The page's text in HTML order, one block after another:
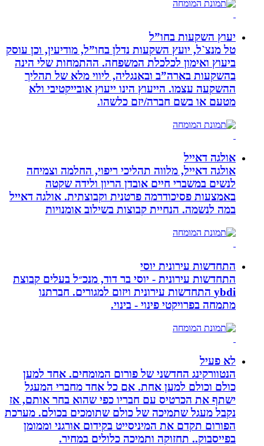
יעוץ השקעות בחו”ל
טל מנצ`ל, יועץ השקעות נדלן בחו”ל, מודיעין, וכן עוסק
ביעוץ ואימון לכלכלת המשפחה. ההתמחות שלי הינה
בהשקעות בארה”ב ובאנגליה, ליווי מלא של תהליך
ההשקעה עצמו. הייעוץ הינו ייעוץ אובייקטיבי ולא
מטעם או בשם חברה/יזם כלשהו.
אולגה דאייל
אולגה דאייל, מלווה תהליכי ריפוי, החלמה וצמיחה
לנשים במשברי חיים אובדן הריון ולידה שקטה
באמצעות פסיכודרמה פרטנית וקבוצתית. אולגה דאייל
במה לנשמה. ‏הנחיית קבוצות בשילוב אומנויות‏
התחדשות עירונית יוסי
התחדשות עירונית - יוסי בר דוד, מנכ״ל בעלים קבוצת
ybdi התחדשות עירונית ויזום למגורים. חברתנו
מתמחה בפרויקטי פינוי - בינוי.
לא פעיל
הנטוורקינג החדשני של פורום המומחים. אחד למען
כולם וכולם למען אחת. אם כל אחד מחברי המעגל
ישתף את הכרטיס עם חבריו כפי שהוא בחר אותם, אז
נקבל מעגל שתמיכה של כולם שתומכים בכולם. מערכת
הפורום תקדם את המיניסייט בקידום אורגני וממומן
בפייסבוק.. תחזוקה ותמיכה כלולים במחיר.